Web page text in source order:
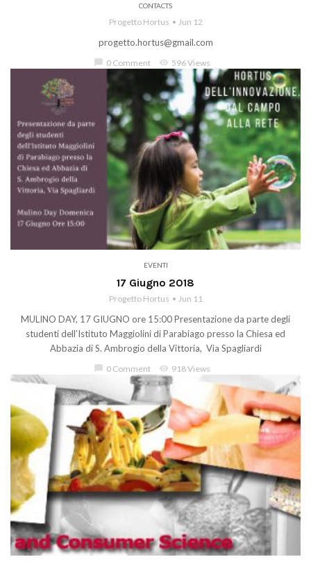
CONTACTS
Progetto Hortus Jun 12
progetto.hortus@gmail.com
0 Comment visibility 596 Views
EVENTI
17 Giugno 2018
Progetto Hortus Jun 11
MULINO DAY, 17 GIUGNO ore 15:00 Presentazione da parte degli
studenti dell’Istituto Maggiolini di Parabiago presso la Chiesa ed
Abbazia di S. Ambrogio della Vittoria, Via Spagliardi
0 Comment visibility 918 Views